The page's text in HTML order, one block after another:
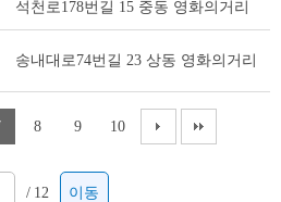
석천로178번길 15 중동 영화의거리
송내대로74번길 23 상동 영화의거리
8 9 10
/ 12 이동